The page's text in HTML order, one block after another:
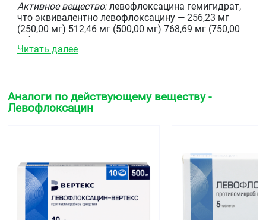
Активное вещество:левофлоксацина гемигидрат,
что эквивалентно левофлоксацину — 256,23 мг
(250,00 мг) 512,46 мг (500,00 мг) 768,69 мг (750,00
мг).
Вспомогательные вещества:целлюлоза
стеарилфумарат — 5,00 мг, 1,41 мг, 12,27 мг
кроскармеллоза натрия — 15.38 мг, 6.15 мг, 8,30 мг
кремния диоксид коллоидный — 9,23 мг, 15,38 мг,
Оболочка:Опадрай оранжевый 20A2300I8 (OPADRY
Orange 20A2300I8) — 7,500 мг, 15,000 мг, 22,500 мг
[гидроксипропилметилцеллюлоза 2910/
гипромеллоза 6 сР (Е464) — 3,300 мг, 6,600 мг, 9,900
мг титана диоксид (Е171) — 0,688 мг, 1,375 мг,
2,063 мг тальк — 1,575 мг, 3.150 мг, 4,725 мг
Читать далее
Аналоги по действующему веществу -
Левофлоксацин